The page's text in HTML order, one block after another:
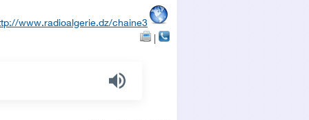
www.radioalgerie.dz/chaine3